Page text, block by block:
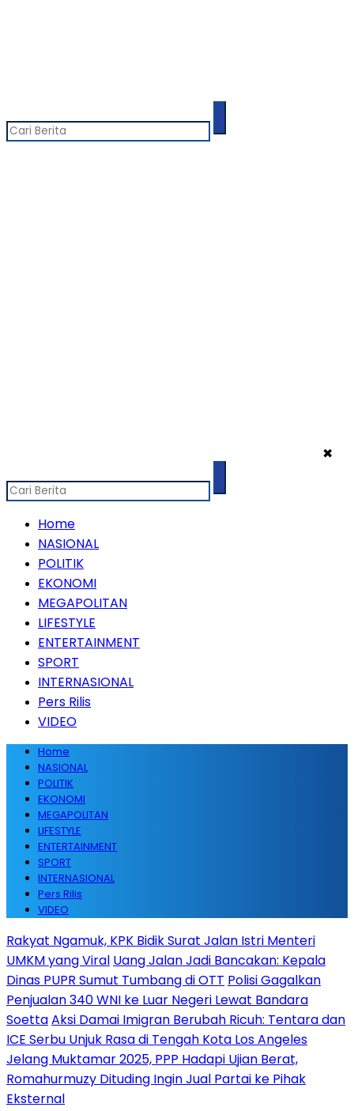
✖
Home
NASIONAL
POLITIK
EKONOMI
MEGAPOLITAN
LIFESTYLE
ENTERTAINMENT
SPORT
INTERNASIONAL
Pers Rilis
VIDEO
Home
NASIONAL
POLITIK
EKONOMI
MEGAPOLITAN
LIFESTYLE
ENTERTAINMENT
SPORT
INTERNASIONAL
Pers Rilis
VIDEO
Rakyat Ngamuk, KPK Bidik Surat Jalan Istri Menteri
UMKM yang Viral Uang Jalan Jadi Bancakan: Kepala
Dinas PUPR Sumut Tumbang di OTT Polisi Gagalkan
Penjualan 340 WNI ke Luar Negeri Lewat Bandara
SoettaAksi Damai Imigran Berubah Ricuh: Tentara dan
ICE Serbu Unjuk Rasa di Tengah Kota Los Angeles
Jelang Muktamar 2025, PPP Hadapi Ujian Berat,
Romahurmuzy Dituding Ingin Jual Partai ke Pihak
Eksternal